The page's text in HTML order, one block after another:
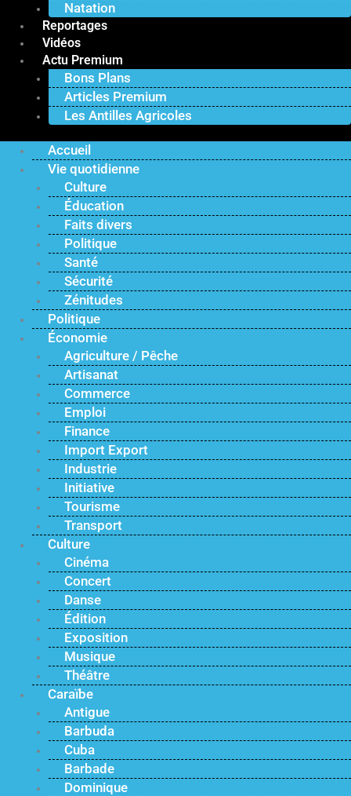
Natation
Reportages
Vidéos
Actu Premium
Bons Plans
Articles Premium
Les Antilles Agricoles
Accueil
Vie quotidienne
Culture
Éducation
Faits divers
Politique
Santé
Sécurité
Zénitudes
Politique
Économie
Agriculture / Pêche
Artisanat
Commerce
Emploi
Finance
Import Export
Industrie
Initiative
Tourisme
Transport
Culture
Cinéma
Concert
Danse
Édition
Exposition
Musique
Théâtre
Caraïbe
Antigue
Barbuda
Cuba
Barbade
Dominique